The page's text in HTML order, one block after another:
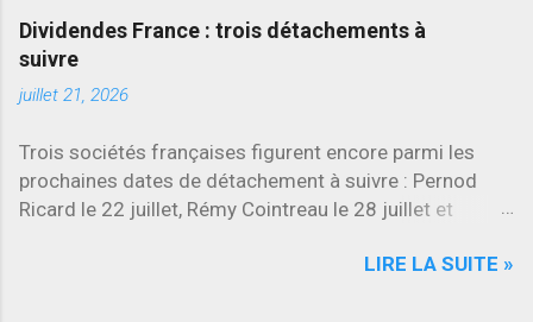
Stellantis et Renault reculent déjà à deux
Dividendes France : trois détachements à
suivre
juillet 21, 2026
Trois sociétés françaises figurent encore parmi les
prochaines dates de détachement à suivre : Pernod
Ricard le 22 juillet, Rémy Cointreau le 28 juillet et
simultanément un dividende annuel et un dividende
LIRE LA SUITE »